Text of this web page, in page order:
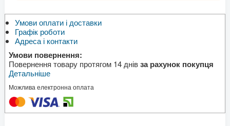
Умови оплати і доставки
Графік роботи
Адреса і контакти
Умови повернення:
Повернення товару протягом 14 днівза рахунок покупця
Детальніше
Можлива електронна оплата